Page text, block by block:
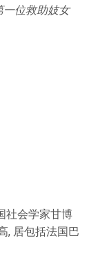
位救助妓女
社会学家甘博
, 居包括法国巴